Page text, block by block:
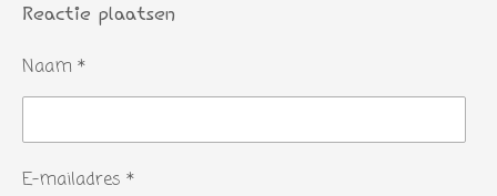
Reactie plaatsen
Naam *
E-mailadres *